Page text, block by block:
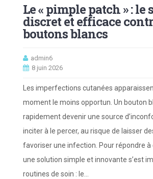
Le « pimple patch » : le
discret et efficace
boutons blancs
admin6
8 juin 2026
Les imperfections cutanées
moment le moins opportun. Un bouton
rapidement devenir une source
inciter à le percer, au risque de laisser
favoriser une infection. Pour répondre à
une solution simple et innovante s’est
routines de soin : le…